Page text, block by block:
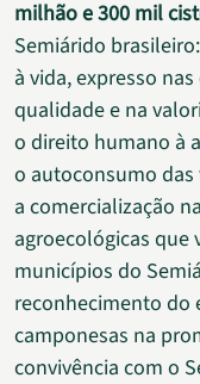
milhão e 300 mil
Semiárido
à vida, expresso
qualidade e na
o direito humano à
o autoconsumo
a comercialização
agroecológicas que
municípios do
reconhecimento do
camponesas na
convivência com o